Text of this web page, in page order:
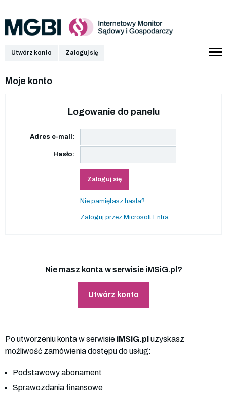
Utwórz konto Zaloguj się
Moje konto
Logowanie do panelu
Adres e-mail:
Hasło:
Zaloguj się
Nie pamiętasz hasła?
Zaloguj przez Microsoft Entra
Nie masz konta w serwisie iMSiG.pl?
Utwórz konto
Po utworzeniu konta w serwisie iMSiG.pl uzyskasz
możliwość zamówienia dostępu do usług:
Podstawowy abonament
Sprawozdania finansowe